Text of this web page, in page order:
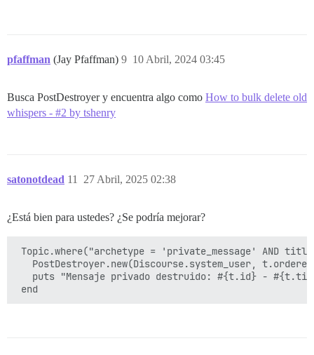
pfaffman (Jay Pfaffman) 10 Abril, 2024 03:45
9
Busca PostDestroyer y encuentra algo como How to bulk delete old
whispers - #2 by tshenry
satonotdead 27 Abril, 2025 02:38
11
¿Está bien para ustedes? ¿Se podría mejorar?
Topic.where("archetype = 'private_message' AND
PostDestroyer.new(Discourse.system_user,
puts "Mensaje privado destruido: #{t.id} -